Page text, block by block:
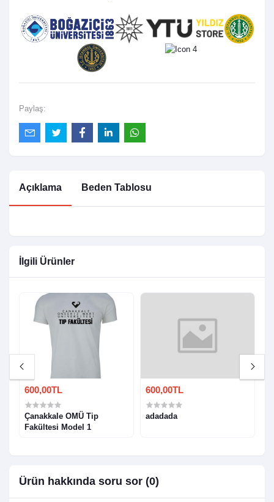
Paylaş:
Açıklama Beden Tablosu
İlgili Ürünler
600,00TL
Çanakkale OMÜ Tip
Fakültesi Model 1
600,00TL
adadada
Ürün hakkında soru sor (0)